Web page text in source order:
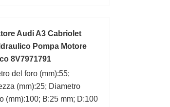
Audi A3 Cabriolet
Pompa Motore
8V7971791
del foro (mm):55;
(mm):25; Diametro
(mm):100; B:25 mm; D:100